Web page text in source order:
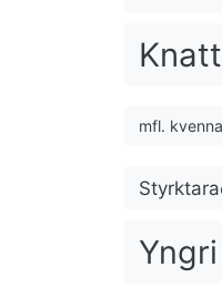
mfl. kvenna